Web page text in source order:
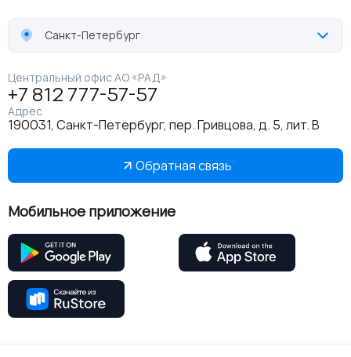
Санкт-Петербург
Центральный офис АО «РАД»
+7 812 777-57-57
Адрес
190031, Санкт-Петербург, пер. Гривцова, д. 5, лит. В
Обратная связь
Мобильное приложение